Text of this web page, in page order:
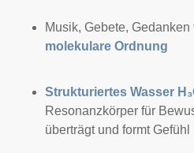
Musik, Gebete, Gedanken
molekulare Ordnung
Strukturiertes Wasser
Resonanzkörper für
überträgt und formt